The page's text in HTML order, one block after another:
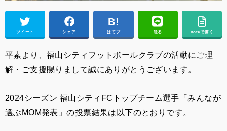
ツイート シェア はてブ 送る noteで書く
平素より、福山シティフットボールクラブの活動にご理
解・ご支援賜りまして誠にありがとうございます。
2024シーズン 福山シティFCトップチーム選手 「みんなが
選ぶMOM発表」の投票結果は以下のとおりです。